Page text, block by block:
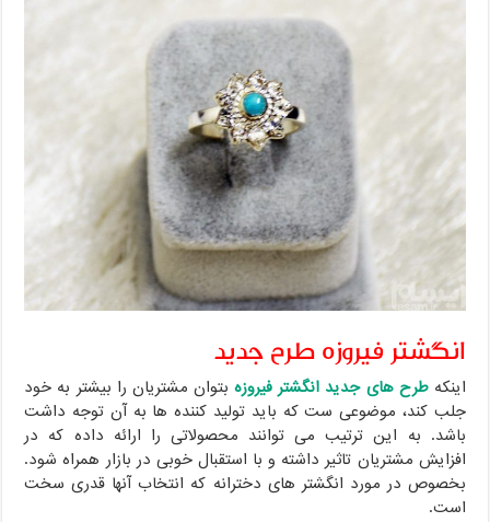
انگشتر فیروزه طرح جدید
اینکهطرح های جدید انگشتر فیروزهبتوان مشتریان را بیشتر به خود
جلب کند، موضوعی ست که باید تولید کننده ها به آن توجه داشت
باشد. به این ترتیب می توانند محصولاتی را ارائه داده که در
افزایش مشتریان تاثیر داشته و با استقبال خوبی در بازار همراه شود.
بخصوص در مورد انگشتر های دخترانه که انتخاب آنها قدری سخت
است.